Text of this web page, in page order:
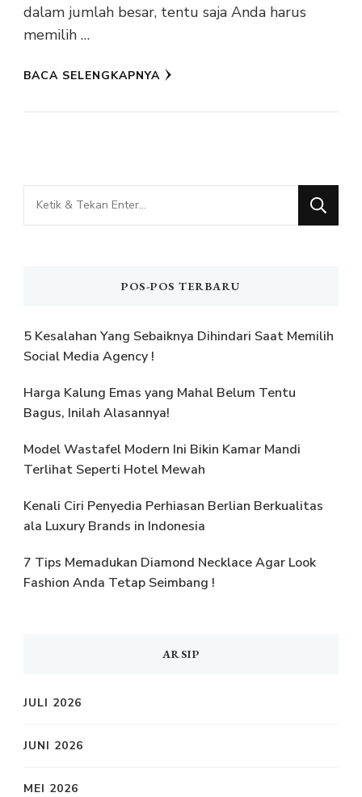
dalam jumlah besar, tentu saja Anda harus
memilih …
BACA SELENGKAPNYA
Mencari
Sesuatu?
POS-POS TERBARU
5 Kesalahan Yang Sebaiknya Dihindari Saat Memilih
Social Media Agency !
Harga Kalung Emas yang Mahal Belum Tentu
Bagus, Inilah Alasannya!
Model Wastafel Modern Ini Bikin Kamar Mandi
Terlihat Seperti Hotel Mewah
Kenali Ciri Penyedia Perhiasan Berlian Berkualitas
ala Luxury Brands in Indonesia
7 Tips Memadukan Diamond Necklace Agar Look
Fashion Anda Tetap Seimbang !
ARSIP
JULI 2026
JUNI 2026
MEI 2026